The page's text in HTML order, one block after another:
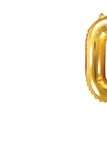
PODKŁADY /PRZEKŁADKI/